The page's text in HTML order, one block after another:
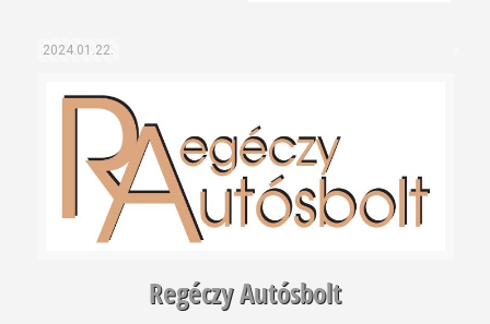
2024.01.22.
Regéczy Autósbolt